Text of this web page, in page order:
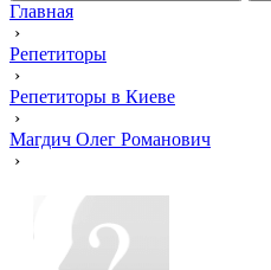
Главная
›
Репетиторы
›
Репетиторы в Киеве
›
Магдич Олег Романович
›